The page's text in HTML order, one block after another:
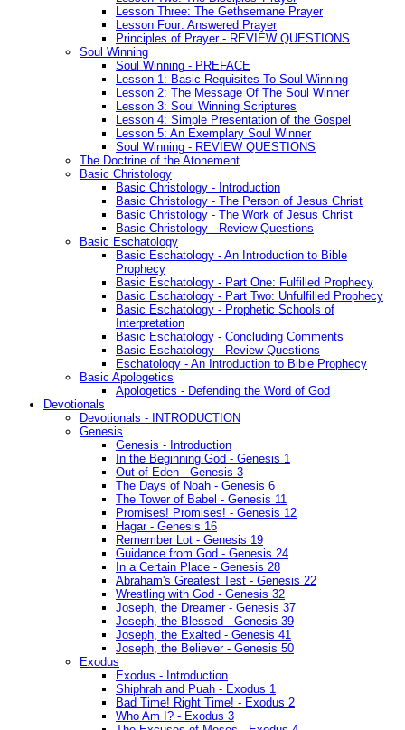
Lesson Three: The Gethsemane Prayer
Lesson Four: Answered Prayer
Principles of Prayer - REVIEW QUESTIONS
Soul Winning
Soul Winning - PREFACE
Lesson 1: Basic Requisites To Soul Winning
Lesson 2: The Message Of The Soul Winner
Lesson 3: Soul Winning Scriptures
Lesson 4: Simple Presentation of the Gospel
Lesson 5: An Exemplary Soul Winner
Soul Winning - REVIEW QUESTIONS
The Doctrine of the Atonement
Basic Christology
Basic Christology - Introduction
Basic Christology - The Person of Jesus Christ
Basic Christology - The Work of Jesus Christ
Basic Christology - Review Questions
Basic Eschatology
Basic Eschatology - An Introduction to Bible
Prophecy
Basic Eschatology - Part One: Fulfilled Prophecy
Basic Eschatology - Part Two: Unfulfilled Prophecy
Basic Eschatology - Prophetic Schools of
Interpretation
Basic Eschatology - Concluding Comments
Basic Eschatology - Review Questions
Eschatology - An Introduction to Bible Prophecy
Basic Apologetics
Apologetics - Defending the Word of God
Devotionals
Devotionals - INTRODUCTION
Genesis
Genesis - Introduction
In the Beginning God - Genesis 1
Out of Eden - Genesis 3
The Days of Noah - Genesis 6
The Tower of Babel - Genesis 11
Promises! Promises! - Genesis 12
Hagar - Genesis 16
Remember Lot - Genesis 19
Guidance from God - Genesis 24
In a Certain Place - Genesis 28
Abraham's Greatest Test - Genesis 22
Wrestling with God - Genesis 32
Joseph, the Dreamer - Genesis 37
Joseph, the Blessed - Genesis 39
Joseph, the Exalted - Genesis 41
Joseph, the Believer - Genesis 50
Exodus
Exodus - Introduction
Shiphrah and Puah - Exodus 1
Bad Time! Right Time! - Exodus 2
Who Am I? - Exodus 3